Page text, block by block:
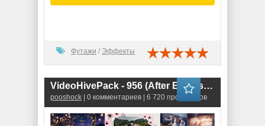
Футажи / Эффекты
VideoHivePack - 956 (After Effects Projects Pack)
pooshock | 0 комментариев | 6 720 просмотров